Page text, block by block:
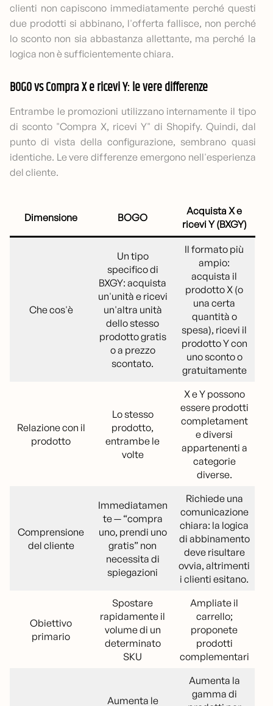
clienti non capiscono immediatamente perché questi
due prodotti si abbinano, l'offerta fallisce, non perché
lo sconto non sia abbastanza allettante, ma perché la
logica non è sufficientemente chiara.
BOGO vs Compra X e ricevi Y: le vere differenze
Entrambe le promozioni utilizzano internamente il tipo
di sconto "Compra X, ricevi Y" di Shopify. Quindi, dal
punto di vista della configurazione, sembrano quasi
identiche. Le vere differenze emergono nell'esperienza
del cliente.
Dimensione BOGO
Acquista X e
ricevi Y (BXGY)
Che cos'è
Un tipo
specifico di
BXGY: acquista
un'unità e ricevi
un'altra unità
dello stesso
prodotto gratis
o a prezzo
scontato.
Il formato più
ampio:
acquista il
prodotto X (o
una certa
quantità o
spesa), ricevi il
prodotto Y con
uno sconto o
gratuitamente
Relazione con il
prodotto
Lo stesso
prodotto,
entrambe le
volte
X e Y possono
essere prodotti
completament
e diversi
appartenenti a
categorie
diverse.
Comprensione
del cliente
Immediatamen
te — “compra
uno, prendi uno
gratis” non
necessita di
spiegazioni
Richiede una
comunicazione
chiara: la logica
di abbinamento
deve risultare
ovvia, altrimenti
i clienti esitano.
Obiettivo
primario
Spostare
rapidamente il
volume di un
determinato
SKU
Ampliate il
carrello;
proponete
prodotti
complementari
Aumenta le
Aumenta la
gamma di